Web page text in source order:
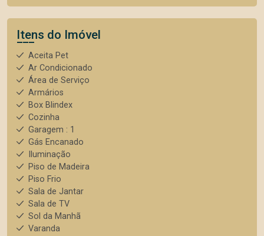
Itens do Imóvel
Aceita Pet
Ar Condicionado
Área de Serviço
Armários
Box Blindex
Cozinha
Garagem : 1
Gás Encanado
Iluminação
Piso de Madeira
Piso Frio
Sala de Jantar
Sala de TV
Sol da Manhã
Varanda